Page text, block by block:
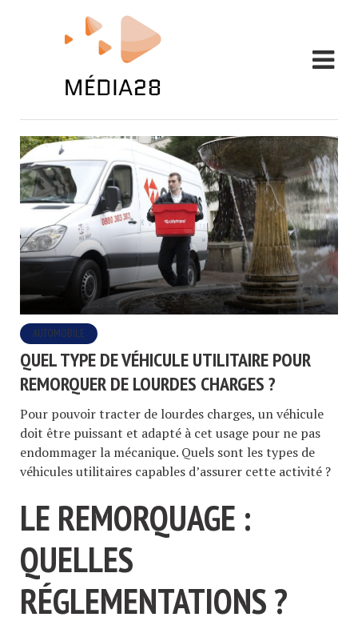
AUTOMOBILE
QUEL TYPE DE VÉHICULE UTILITAIRE POUR
REMORQUER DE LOURDES CHARGES ?
Pour pouvoir tracter de lourdes charges, un véhicule
doit être puissant et adapté à cet usage pour ne pas
endommager la mécanique. Quels sont les types de
véhicules utilitaires capables d’assurer cette activité ?
LE REMORQUAGE :
QUELLES
RÉGLEMENTATIONS ?